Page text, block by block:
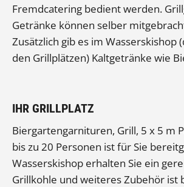
Fremdcatering bedient werden.
Getränke können selber
Zusätzlich gib es im Wasserskishop
den Grillplätzen) Kaltgetränke wie
IHR GRILLPLATZ
Biergartengarnituren, Grill, 5 x 5 m
bis zu 20 Personen ist für Sie
Wasserskishop erhalten Sie ein
Grillkohle und weiteres Zubehör ist